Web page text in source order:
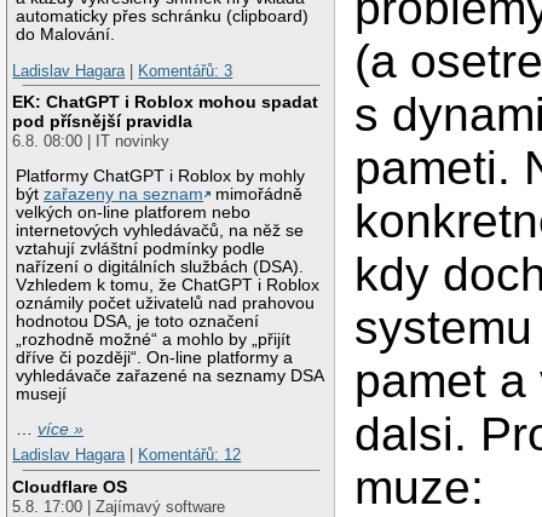
automaticky přes schránku (clipboard)
do Malování.
Ladislav Hagara
Komentářů: 3
EK: ChatGPT i Roblox mohou spadat
pod přísnější pravidla
6.8. 08:00 | IT novinky
Platformy ChatGPT i Roblox by mohly
býtzařazeny na seznam
mimořádně
velkých on-line platforem nebo
internetových vyhledávačů, na něž se
vztahují zvláštní podmínky podle
nařízení o digitálních službách (DSA).
Vzhledem k tomu, že ChatGPT i Roblox
oznámily počet uživatelů nad prahovou
hodnotou DSA, je toto označení
„rozhodně možné“ a mohlo by „přijít
dříve či později“. On-line platformy a
vyhledávače zařazené na seznamy DSA
musejí
…více »
Ladislav Hagara| Komentářů: 12
Cloudflare OS
5.8. 17:00 | Zajímavý software
(a
s
pameti.
kdy
pamet
dalsi.
muze: